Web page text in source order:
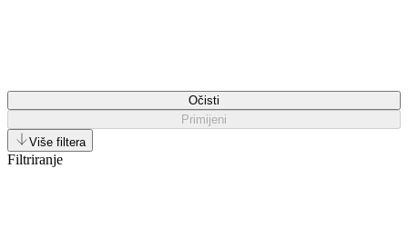
Očisti
Primijeni
Više filtera
Filtriranje